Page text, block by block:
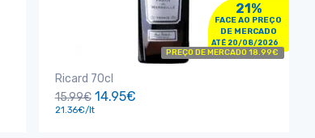
21%
FACE AO PREÇO
DE MERCADO
ATÉ 20/08/2026
PREÇO DE MERCADO 18.99€
Ricard 70cl
15.99€ 14.95€
21.36€/lt